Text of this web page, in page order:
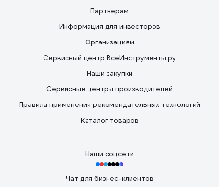
Партнерам
Информация для инвесторов
Организациям
Сервисный центр ВсеИнструменты.ру
Наши закупки
Сервисные центры производителей
Правила применения рекомендательных технологий
Каталог товаров
Наши соцсети
Чат для бизнес-клиентов